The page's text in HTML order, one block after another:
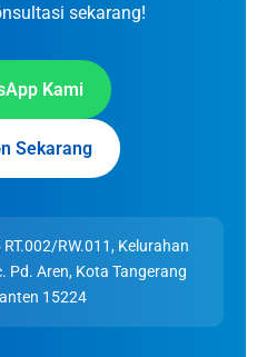
sekarang!
Kami
Sekarang
RW.011, Kelurahan
Pd. Aren, Kota Tangerang
15224